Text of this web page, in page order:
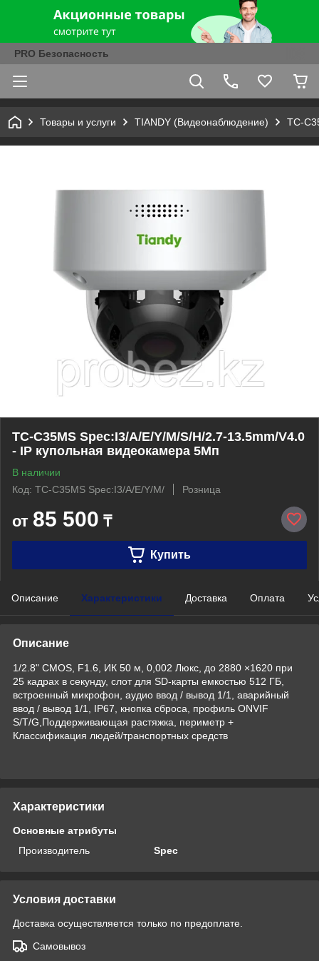
PRO Безопасность
Товары и услуги TIANDY (Видеонаблюдение) TC-
TC-C35MS Spec:I3/A/E/Y/M/S/H/2.7-13.5mm/V4.0
- IP купольная видеокамера 5Мп
В наличии
Код: TC-C35MS Spec:I3/A/E/Y/M/
Розница
от 85 500 ₸
Купить
Описание Характеристики Доставка Оплата
Описание
1/2.8" CMOS, F1.6, ИК 50 м, 0,002 Люкс, до 2880 ×1620 при
25 кадрах в секунду, слот для SD-карты емкостью 512 ГБ,
встроенный микрофон, аудио ввод / вывод 1/1, аварийный
ввод / вывод 1/1, IP67, кнопка сброса, профиль ONVIF
S/T/G,Поддерживающая растяжка, периметр +
Классификация людей/транспортных средств
Характеристики
Основные атрибуты
Производитель
Spec
Условия доставки
Доставка осуществляется только по предоплате.
Самовывоз